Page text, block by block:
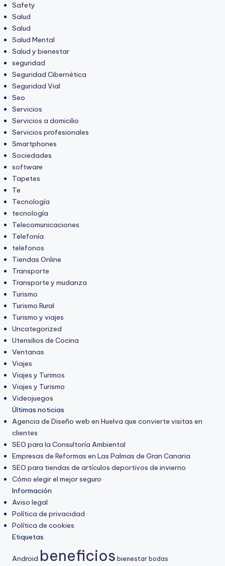
Safety
Salud
Salud
Salud Mental
Salud y bienestar
seguridad
Seguridad Cibernética
Seguridad Vial
Seo
Servicios
Servicios a domicilio
Servicios profesionales
Smartphones
Sociedades
software
Tapetes
Te
Tecnología
tecnología
Telecomunicaciones
Telefonía
telefonos
Tiendas Online
Transporte
Transporte y mudanza
Turismo
Turismo Rural
Turismo y viajes
Uncategorized
Utensilios de Cocina
Ventanas
Viajes
Viajes y Turimos
Viajes y Turismo
Videojuegos
Últimas noticias
Agencia de Diseño web en Huelva que convierte visitas en
clientes
SEO para la Consultoría Ambiental
Empresas de Reformas en Las Palmas de Gran Canaria
SEO para tiendas de artículos deportivos de invierno
Cómo elegir el mejor seguro
Información
Aviso legal
Política de privacidad
Política de cookies
Etiquetas
Android beneficios bienestar bodas